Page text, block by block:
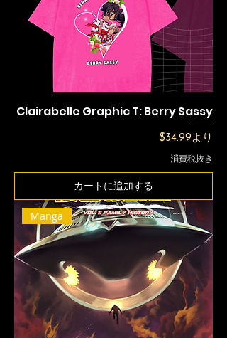
Clairabelle Graphic T: Berry Sassy
$34.99 より
セール価格
消費税抜き
カートに追加する
Manga